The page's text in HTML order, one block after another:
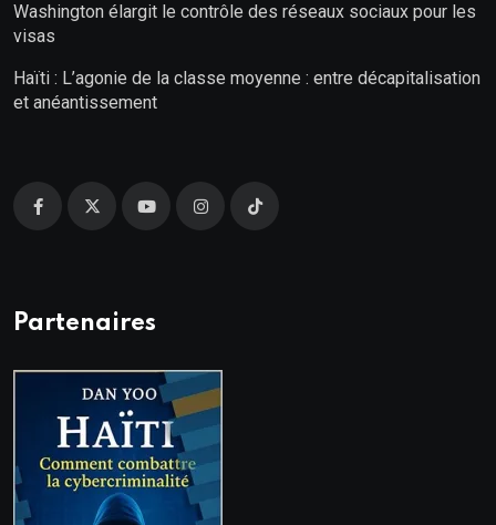
Washington élargit le contrôle des réseaux sociaux pour les
visas
Haïti : L’agonie de la classe moyenne : entre décapitalisation
et anéantissement
Partenaires